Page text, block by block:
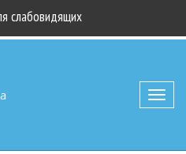
слабовидящих